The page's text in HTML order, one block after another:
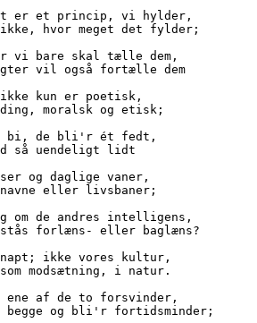
er et princip, vi hylder,
ikke, hvor meget det fylder;
vi bare skal tælle dem,
digter vil også fortælle dem
kun er poetisk,
moralsk og etisk;
bi, de bli'r ét fedt,
ved så uendeligt lidt
og daglige vaner,
navne eller livsbaner;
om de andres intelligens,
forstås forlæns- eller baglæns?
ikke vores kultur,
som modsætning, i natur.
ene af de to forsvinder,
de begge og bli'r fortidsminder;